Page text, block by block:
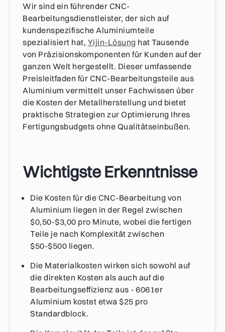
Wir sind ein führender CNC-
Bearbeitungsdienstleister, der sich auf
kundenspezifische Aluminiumteile
spezialisiert hat, Yijin-Lösung hat Tausende
von Präzisionskomponenten für Kunden auf der
ganzen Welt hergestellt. Dieser umfassende
Preisleitfaden für CNC-Bearbeitungsteile aus
Aluminium vermittelt unser Fachwissen über
die Kosten der Metallherstellung und bietet
praktische Strategien zur Optimierung Ihres
Fertigungsbudgets ohne Qualitätseinbußen.
Wichtigste Erkenntnisse
Die Kosten für die CNC-Bearbeitung von
Aluminium liegen in der Regel zwischen
$0,50-$3,00 pro Minute, wobei die fertigen
Teile je nach Komplexität zwischen
$50-$500 liegen.
Die Materialkosten wirken sich sowohl auf
die direkten Kosten als auch auf die
Bearbeitungseffizienz aus - 6061er
Aluminium kostet etwa $25 pro
Standardblock.